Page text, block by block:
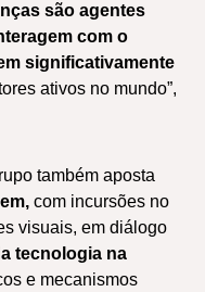
são agentes
com o
significativamente
ativos no mundo”,
também aposta
com incursões no
visuais, em diálogo
tecnologia na
e mecanismos